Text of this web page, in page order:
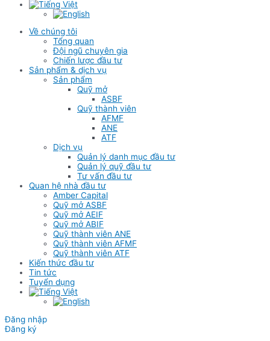
Về chúng tôi
Tổng quan
Đội ngũ chuyên gia
Chiến lược đầu tư
Sản phẩm & dịch vụ
Sản phẩm
Quỹ mở
ASBF
Quỹ thành viên
AFMF
ANE
ATF
Dịch vụ
Quản lý danh mục đầu tư
Quản lý quỹ đầu tư
Tư vấn đầu tư
Quan hệ nhà đầu tư
Amber Capital
Quỹ mở ASBF
Quỹ mở AEIF
Quỹ mở ABIF
Quỹ thành viên ANE
Quỹ thành viên AFMF
Quỹ thành viên ATF
Kiến thức đầu tư
Tin tức
Tuyển dụng
Đăng nhập
Đăng ký